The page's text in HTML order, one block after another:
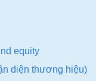
equity
diện thương hiệu)